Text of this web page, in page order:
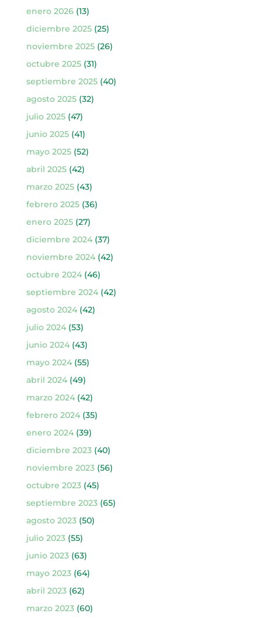
enero 2026(13)
diciembre 2025(25)
noviembre 2025(26)
octubre 2025(31)
septiembre 2025(40)
agosto 2025(32)
julio 2025(47)
junio 2025(41)
mayo 2025(52)
abril 2025(42)
marzo 2025(43)
febrero 2025(36)
enero 2025(27)
diciembre 2024(37)
noviembre 2024(42)
octubre 2024(46)
septiembre 2024(42)
agosto 2024(42)
julio 2024(53)
junio 2024(43)
mayo 2024(55)
abril 2024(49)
marzo 2024(42)
febrero 2024(35)
enero 2024(39)
diciembre 2023(40)
noviembre 2023(56)
octubre 2023(45)
septiembre 2023(65)
agosto 2023(50)
julio 2023(55)
junio 2023(63)
mayo 2023(64)
abril 2023(62)
marzo 2023(60)